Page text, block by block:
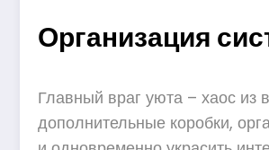
Организация
Главный враг уюта – хаос из
дополнительные коробки,